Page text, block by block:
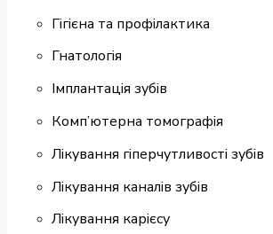
Гігієна та профілактика
Гнатологія
Імплантація зубів
Комп’ютерна томографія
Лікування гіперчутливості зубів
Лікування каналів зубів
Лікування карієсу